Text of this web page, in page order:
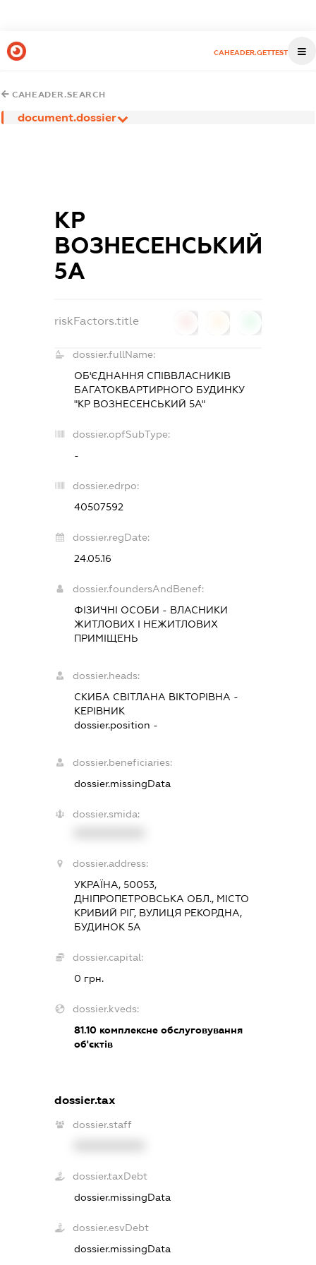
CAHEADER.GETTEST
CAHEADER.SEARCH
document.dossier
КР
ВОЗНЕСЕНСЬКИЙ
5А
riskFactors.title
dossier.fullName:
ОБ'ЄДНАННЯ СПІВВЛАСНИКІВ
БАГАТОКВАРТИРНОГО БУДИНКУ
"КР ВОЗНЕСЕНСЬКИЙ 5А"
dossier.opfSubType:
-
dossier.edrpo:
40507592
dossier.regDate:
24.05.16
dossier.foundersAndBenef:
ФІЗИЧНІ ОСОБИ - ВЛАСНИКИ
ЖИТЛОВИХ І НЕЖИТЛОВИХ
ПРИМІЩЕНЬ
dossier.heads:
СКИБА СВІТЛАНА ВІКТОРІВНА -
КЕРІВНИК
dossier.position -
dossier.beneficiaries:
dossier.missingData
dossier.smida:
dossier.address:
УКРАЇНА, 50053,
ДНІПРОПЕТРОВСЬКА ОБЛ., МІСТО
КРИВИЙ РІГ, ВУЛИЦЯ РЕКОРДНА,
БУДИНОК 5А
dossier.capital:
0 грн.
dossier.kveds:
81.10комплексне обслуговування
об'єктів
dossier.tax
dossier.staff
dossier.taxDebt
dossier.missingData
dossier.esvDebt
dossier.missingData